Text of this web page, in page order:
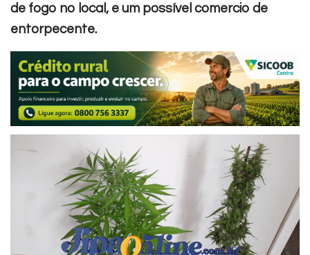
de fogo no local, e um possível comercio de
entorpecente.